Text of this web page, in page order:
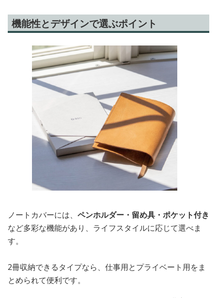
機能性とデザインで選ぶポイント
ノートカバーには、 ペンホルダー・留め具・ポケット付き
など多彩な機能があり、ライフスタイルに応じて選べま
す。
2冊収納できるタイプなら、仕事用とプライベート用をま
とめられて便利です。